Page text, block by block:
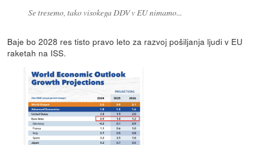
Se tresemo, tako visokega DDV v EU nimamo...
Baje bo 2028 res tisto pravo leto za razvoj pošiljanja ljudi v EU
raketah na ISS.